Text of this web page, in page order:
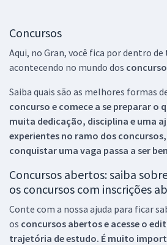
Concursos
Aqui, no Gran, você fica por dentro de
acontecendo no mundo dos
Saiba quais são as melhores formas
concurso e comece a se preparar o
muita dedicação, disciplina e uma
experientes no ramo dos
conquistar uma vaga passa a ser
Concursos abertos: saiba
os concursos com inscrições
Conte com a nossa ajuda para ficar
os concursos abertos e acesse o
trajetória de estudo. É muito